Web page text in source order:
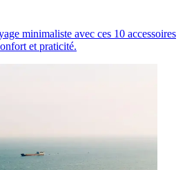
minimaliste avec ces 10 accessoires
et praticité.